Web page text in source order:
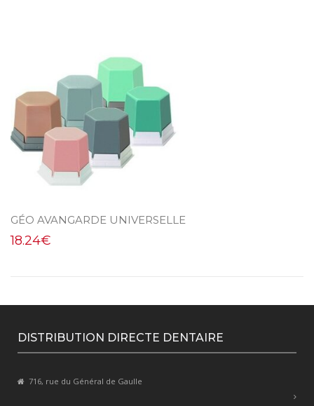
GÉO AVANGARDE UNIVERSELLE
18.24€
DISTRIBUTION DIRECTE DENTAIRE
716, rue du Général de Gaulle